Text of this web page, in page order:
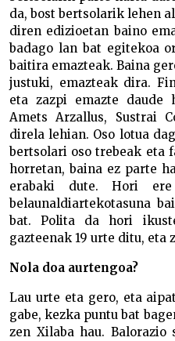
da, bost bertsolarik lehen
diren edizioetan baino
badago lan bat egitekoa
baitira emazteak. Baina
justuki, emazteak dira.
eta zazpi emazte daude
Amets Arzallus, Sustrai
direla lehian. Oso lotua
bertsolari oso trebeak eta
horretan, baina ez parte
erabaki dute. Hori
belaunaldiartekotasuna
bat. Polita da hori
gazteenak 19 urte ditu, eta
Nola doa aurtengoa?
Lau urte eta gero, eta
gabe, kezka puntu bat
zen Xilaba hau. Balorazio